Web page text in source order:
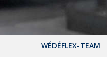
WÉDÉFLEX-TEAM